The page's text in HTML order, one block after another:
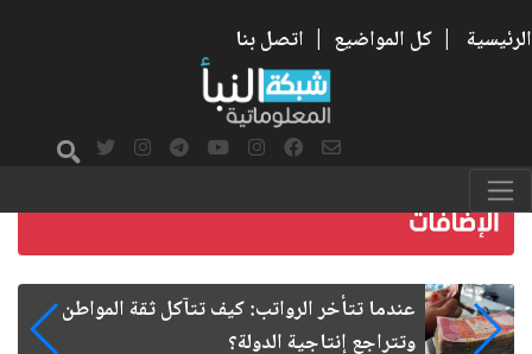
الرئيسية | كل المواضيع | اتصل بنا
صمت الطريق بعد الأربعين